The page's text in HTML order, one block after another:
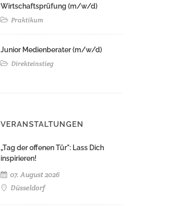
Wirtschaftsprüfung (m/w/d)
Praktikum
Junior Medienberater (m/w/d)
Direkteinstieg
VERANSTALTUNGEN
„Tag der offenen Tür": Lass Dich
inspirieren!
07. August 2026
Düsseldorf